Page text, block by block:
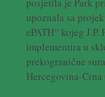
upoznala sa
ePATH“ kojeg
implementira u
prekogranične
Hercegovina-